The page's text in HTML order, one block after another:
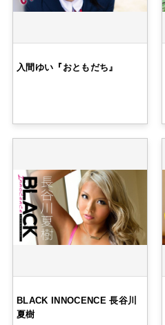
入間ゆい『おともだち』
BLACK INNOCENCE 長谷川
夏樹